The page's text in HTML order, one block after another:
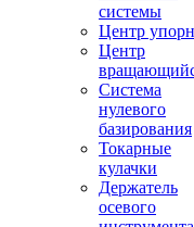
системы
Центр
Центр
Система
нулевого
базирования
Токарные
кулачки
Держатель
осевого